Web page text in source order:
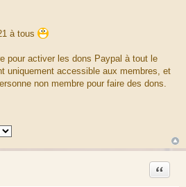
à tous
pour activer les dons Paypal à tout le
uniquement accessible aux membres, et
non membre pour faire des dons.
Citation